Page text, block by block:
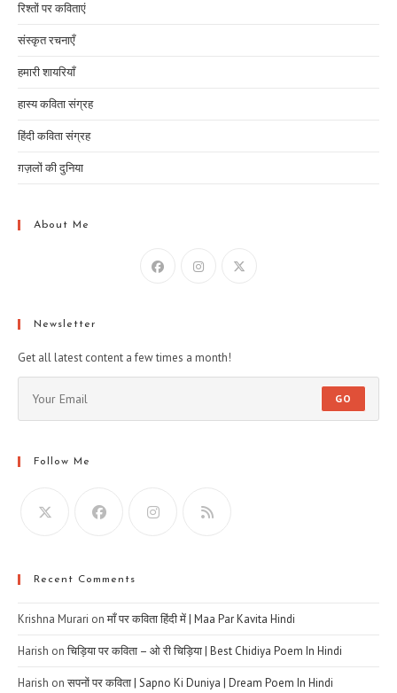
रिश्तों पर कविताएं
संस्कृत रचनाएँ
हमारी शायरियाँ
हास्य कविता संग्रह
हिंदी कविता संग्रह
ग़ज़लों की दुनिया
About Me
Newsletter
Get all latest content a few times a month!
GO
Follow Me
Recent Comments
Krishna Murari onमाँ पर कविता हिंदी में | Maa Par Kavita Hindi
Harish onचिड़िया पर कविता – ओ री चिड़िया | Best Chidiya Poem In Hindi
Harish onसपनों पर कविता | Sapno Ki Duniya | Dream Poem In Hindi